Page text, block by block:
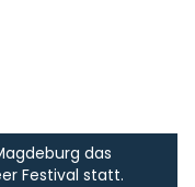
das
Festival statt.